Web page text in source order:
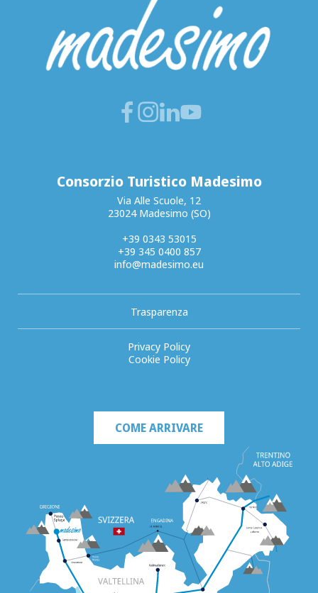
Consorzio Turistico Madesimo
Via Alle Scuole, 12
23024 Madesimo (SO)
+39 0343 53015
+39 345 0400 857
info@madesimo.eu
Trasparenza
Privacy Policy
Cookie Policy
COME ARRIVARE